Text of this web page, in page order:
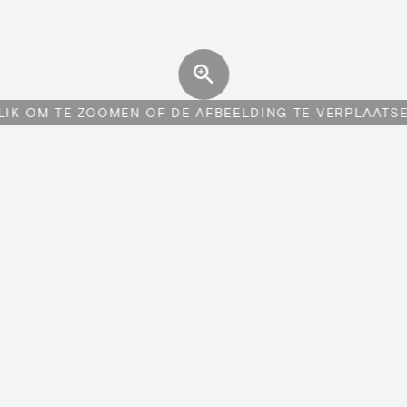
OM TE ZOOMEN OF DE AFBEELDING TE